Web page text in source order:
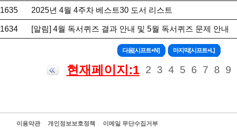
1635 2025년 4월 4주차 베스트30 도서 리스트
1634 [알림] 4월 독서퀴즈 결과 안내 및 5월 독서퀴즈 문제 안내
현재페이지:1 2 3 4 5 6 7 8 9
이용약관 개인정보보호정책 이메일 무단수집거부